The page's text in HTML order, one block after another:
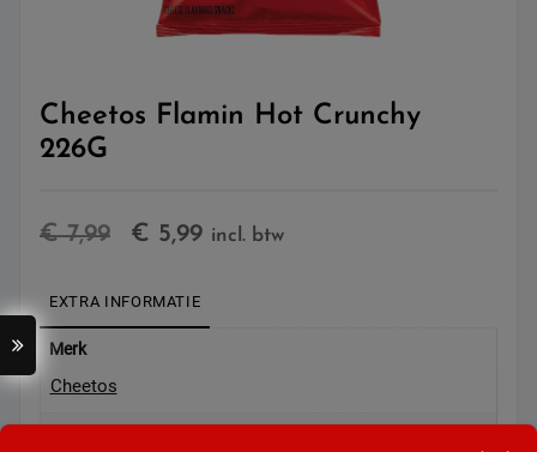
Cheetos Flamin Hot Crunchy
226G
€7,99
Oorspronkelijke
was:
€ 5,99Huidige
incl. btw
EXTRA INFORMATIE
Merk
Cheetos